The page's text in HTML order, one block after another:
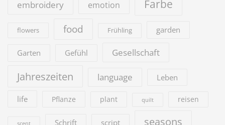
embroidery emotion Farbe
flowers food Frühling garden
Garten Gefühl Gesellschaft
Jahreszeiten language Leben
life Pflanze plant quilt reisen
scent Schrift script seasons